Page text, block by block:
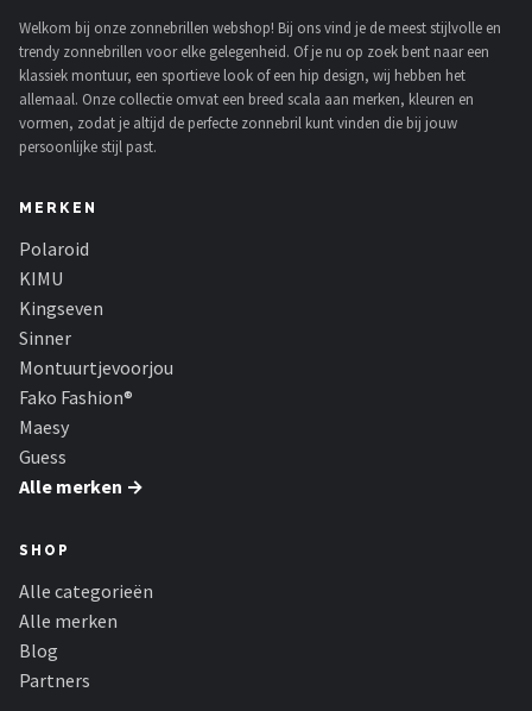
Welkom bij onze zonnebrillen webshop! Bij ons vind je de meest stijlvolle en
trendy zonnebrillen voor elke gelegenheid. Of je nu op zoek bent naar een
klassiek montuur, een sportieve look of een hip design, wij hebben het
allemaal. Onze collectie omvat een breed scala aan merken, kleuren en
vormen, zodat je altijd de perfecte zonnebril kunt vinden die bij jouw
persoonlijke stijl past.
MERKEN
Polaroid
KIMU
Kingseven
Sinner
Montuurtjevoorjou
Fako Fashion®
Maesy
Guess
Alle merken →
SHOP
Alle categorieën
Alle merken
Blog
Partners